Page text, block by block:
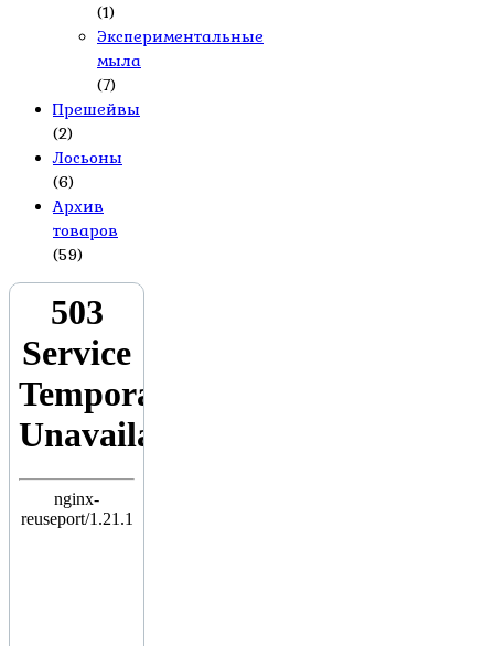
(1)
Экспериментальные
мыла
(7)
Прешейвы
(2)
Лосьоны
(6)
Архив
товаров
(59)